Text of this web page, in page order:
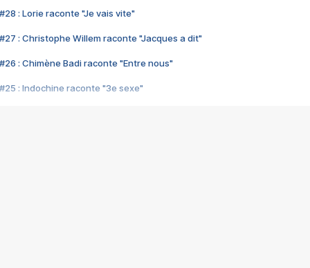
#28 : Lorie raconte "Je vais vite"
#27 : Christophe Willem raconte "Jacques a dit"
#26 : Chimène Badi raconte "Entre nous"
#25 : Indochine raconte "3e sexe"